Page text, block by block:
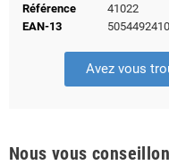
Référence
41022
EAN-13
Avez vous
Nous vous